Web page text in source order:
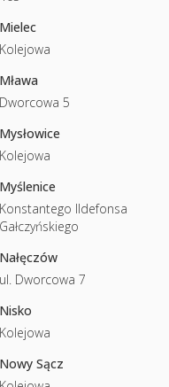
Mielec
Kolejowa
Mława
Dworcowa 5
Mysłowice
Kolejowa
Myślenice
Konstantego Ildefonsa
Gałczyńskiego
Nałęczów
ul. Dworcowa 7
Nisko
Kolejowa
Nowy Sącz